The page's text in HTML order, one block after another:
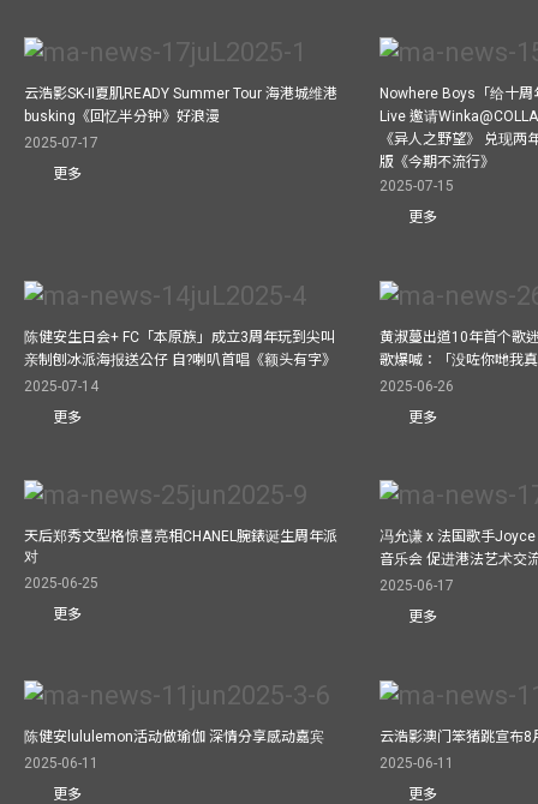
云浩影SK-II夏肌READY Summer Tour 海港城维港
busking《回忆半分钟》好浪漫
2025-07-17
更多
Nowhere Boys「给十
Live 邀请
《异人之野望》 兑现两
版《今期不流行》
2025-07-15
更多
陈健安生日会+ FC「本原族」成立3周年玩到尖叫
亲制刨冰派海报送公仔 自?喇叭首唱《额头有字》
2025-07-14
更多
黄淑蔓出道10年首个歌
歌爆喊：「没咗你哋我
2025-06-26
更多
天后郑秀文型格惊喜亮相CHANEL腕錶诞生周年派
对
2025-06-25
更多
冯允谦 x 法国歌手
音乐会 促进港法艺术交
2025-06-17
更多
陈健安lululemon活动做瑜伽 深情分享感动嘉宾
2025-06-11
更多
云浩影澳门笨猪跳宣布8
2025-06-11
更多